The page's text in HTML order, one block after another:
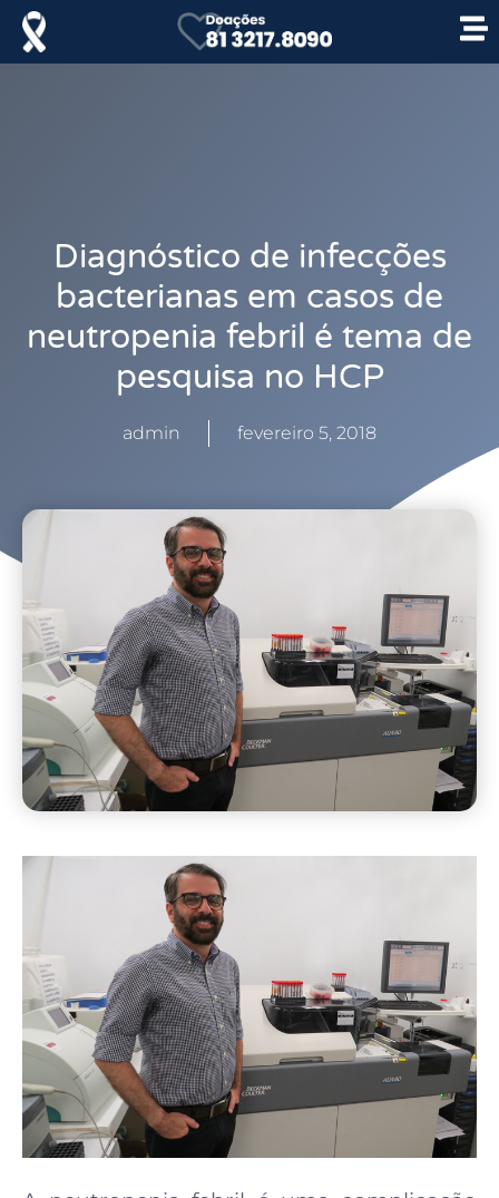
Diagnóstico de infecções
bacterianas em casos de
neutropenia febril é tema de
pesquisa no HCP
admin fevereiro 5, 2018